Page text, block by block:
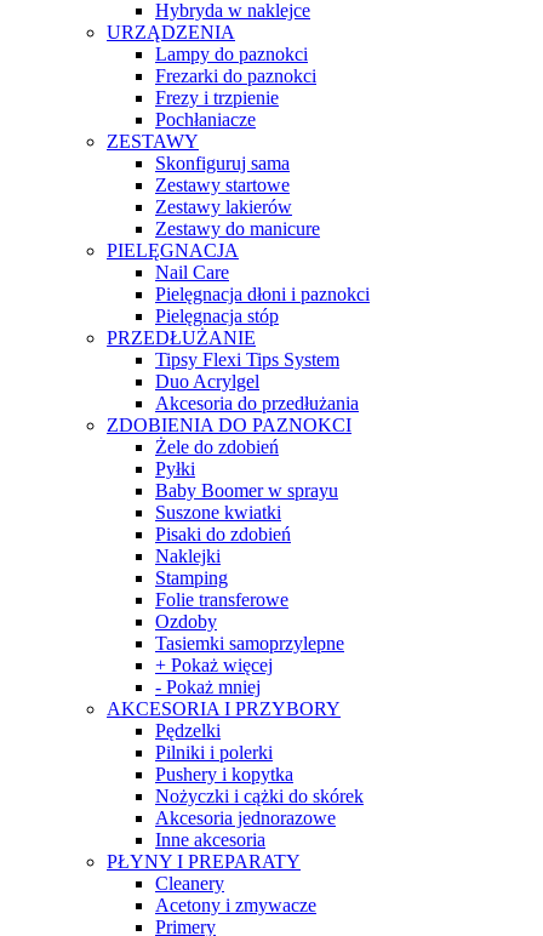
Hybryda w naklejce
URZĄDZENIA
Lampy do paznokci
Frezarki do paznokci
Frezy i trzpienie
Pochłaniacze
ZESTAWY
Skonfiguruj sama
Zestawy startowe
Zestawy lakierów
Zestawy do manicure
PIELĘGNACJA
Nail Care
Pielęgnacja dłoni i paznokci
Pielęgnacja stóp
PRZEDŁUŻANIE
Tipsy Flexi Tips System
Duo Acrylgel
Akcesoria do przedłużania
ZDOBIENIA DO PAZNOKCI
Żele do zdobień
Pyłki
Baby Boomer w sprayu
Suszone kwiatki
Pisaki do zdobień
Naklejki
Stamping
Folie transferowe
Ozdoby
Tasiemki samoprzylepne
+ Pokaż więcej
- Pokaż mniej
AKCESORIA I PRZYBORY
Pędzelki
Pilniki i polerki
Pushery i kopytka
Nożyczki i cążki do skórek
Akcesoria jednorazowe
Inne akcesoria
PŁYNY I PREPARATY
Cleanery
Acetony i zmywacze
Primery